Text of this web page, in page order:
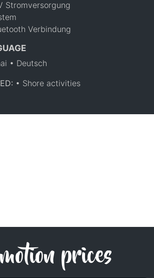
Stromversorgung
Verbindung
• Deutsch
• Shore activities
prices